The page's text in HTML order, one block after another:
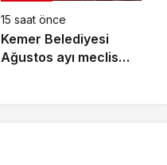
15 saat önce
Kemer Belediyesi
Ağustos ayı meclis